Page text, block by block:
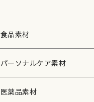
食品素材
パーソナルケア素材
医薬品素材